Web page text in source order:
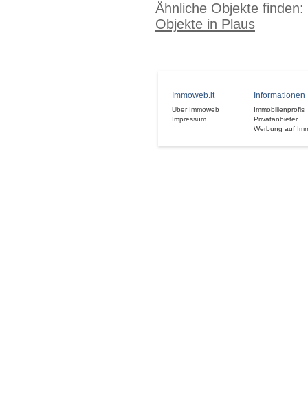
Ähnliche Objekte finden:
Objekte in Plaus
Immoweb.it
Über Immoweb
Impressum
Informationen
Immobilienprofis
Privatanbieter
Werbung auf